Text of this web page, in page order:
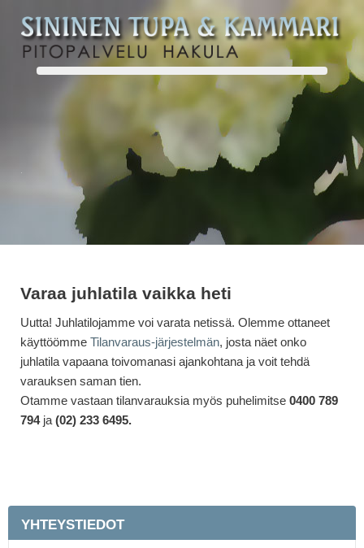
Varaa juhlatila vaikka heti
Uutta! Juhlatilojamme voi varata netissä. Olemme ottaneet
käyttöömme Tilanvaraus-järjestelmän, josta näet onko
juhlatila vapaana toivomanasi ajankohtana ja voit tehdä
varauksen saman tien.
Otamme vastaan tilanvarauksia myös puhelimitse 0400 789
794ja (02) 233 6495.
YHTEYSTIEDOT